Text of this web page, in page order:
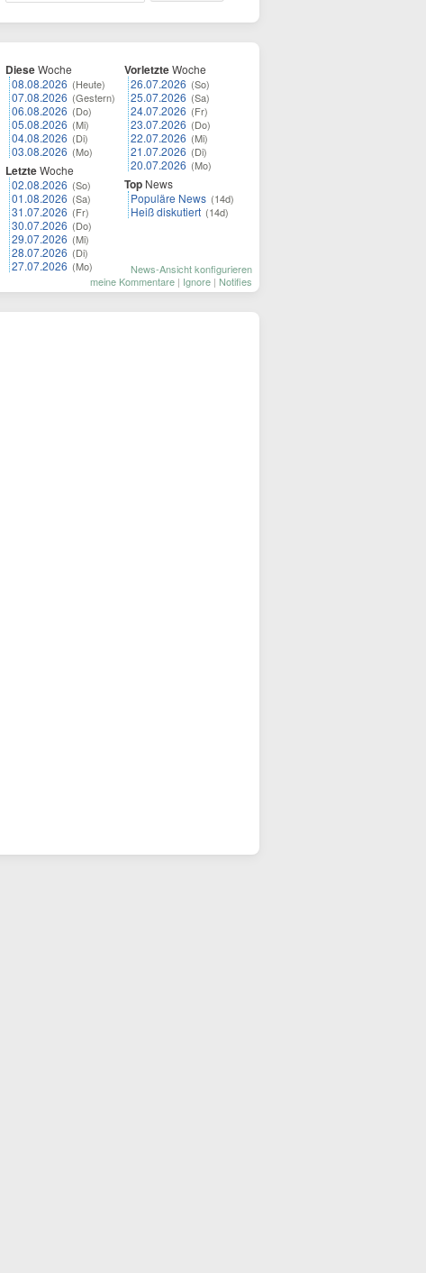
DieseWoche
08.08.2026 (Heute)
07.08.2026 (Gestern)
06.08.2026 (Do)
05.08.2026 (Mi)
04.08.2026 (Di)
03.08.2026 (Mo)
LetzteWoche
02.08.2026 (So)
01.08.2026 (Sa)
31.07.2026 (Fr)
30.07.2026 (Do)
29.07.2026 (Mi)
28.07.2026 (Di)
27.07.2026 (Mo)
VorletzteWoche
26.07.2026 (So)
25.07.2026 (Sa)
24.07.2026 (Fr)
23.07.2026 (Do)
22.07.2026 (Mi)
21.07.2026 (Di)
20.07.2026 (Mo)
Top News
Populäre News (14d)
Heiß diskutiert (14d)
News-Ansicht konfigurieren
meine Kommentare | Ignore | Notifies